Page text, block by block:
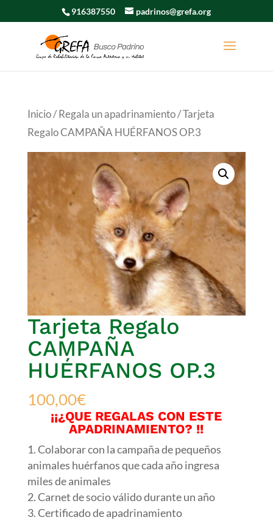
916387550 padrinos@grefa.org
Inicio/ Regala un apadrinamiento/ Tarjeta
Regalo CAMPAÑA HUÉRFANOS OP.3
Tarjeta Regalo
CAMPAÑA
HUÉRFANOS OP.3
100,00€
¡¡¿QUE REGALAS CON ESTE
APADRINAMIENTO? !!
Colaborar con la campaña de pequeños
animales huérfanos que cada año ingresa
miles de animales
Carnet de socio válido durante un año
Certificado de apadrinamiento